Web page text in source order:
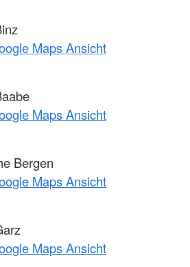
Maps Ansicht
Maps Ansicht
Bergen
Maps Ansicht
Maps Ansicht